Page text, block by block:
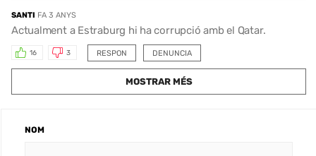
SANTI FA 3 ANYS
Actualment a Estraburg hi ha corrupció amb el Qatar.
RESPON
16 3 DENUNCIA
MOSTRAR MÉS
NOM